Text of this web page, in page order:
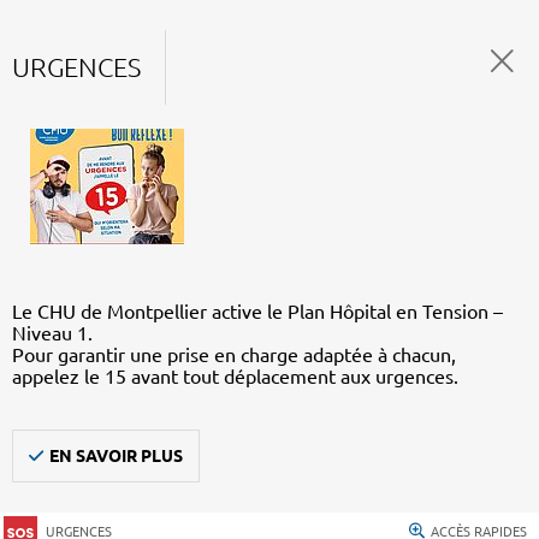
URGENCES
Le CHU de Montpellier active le Plan Hôpital en Tension –
Niveau 1.
Pour garantir une prise en charge adaptée à chacun,
appelez le 15 avant tout déplacement aux urgences.
EN SAVOIR PLUS
URGENCES ACCÈS RAPIDES